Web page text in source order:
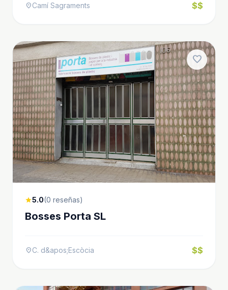
location_onCamí Sagraments $$
favorite
star5.0(0 reseñas)
Bosses Porta SL
location_onC. d&apos;Escòcia $$